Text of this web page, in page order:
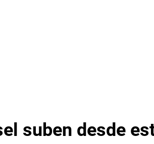
suben desde